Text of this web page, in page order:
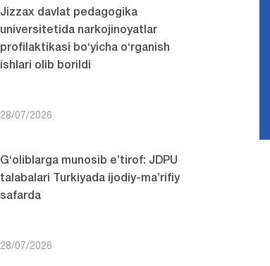
Jizzax davlat pedagogika
universitetida narkojinoyatlar
profilaktikasi bo‘yicha o‘rganish
ishlari olib borildi
28/07/2026
G‘oliblarga munosib e’tirof: JDPU
talabalari Turkiyada ijodiy-ma’rifiy
safarda
28/07/2026